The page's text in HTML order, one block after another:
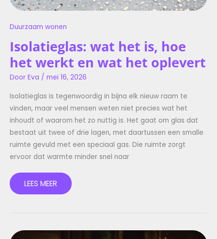
Duurzaam wonen
Isolatieglas: wat het is, hoe
het werkt en wat het oplevert
Door Eva / mei 16, 2026
Isolatieglas is tegenwoordig in bijna elk nieuw raam te
vinden, maar veel mensen weten niet precies wat het
inhoudt of waarom het zo nuttig is. Het gaat om glas dat
bestaat uit twee of drie lagen, met daartussen een smalle
ruimte gevuld met een speciaal gas. Die ruimte zorgt
ervoor dat warmte minder snel naar
LEES MEER
RUSTIEKE